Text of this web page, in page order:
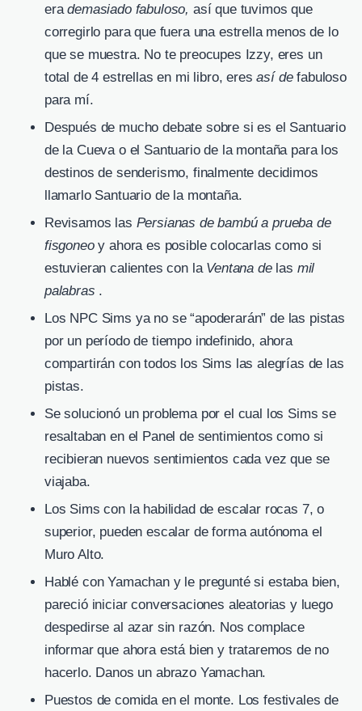
erademasiado fabuloso, así que tuvimos que
corregirlo para que fuera una estrella menos de lo
que se muestra. No te preocupes Izzy, eres un
total de 4 estrellas en mi libro, eresasí defabuloso
para mí.
Después de mucho debate sobre si es el Santuario
de la Cueva o el Santuario de la montaña para los
destinos de senderismo, finalmente decidimos
llamarlo Santuario de la montaña.
Revisamos las Persianas de bambú a prueba de
fisgoneoy ahora es posible colocarlas como si
estuvieran calientes con la Ventana delas mil
palabras .
Los NPC Sims ya no se “apoderarán” de las pistas
por un período de tiempo indefinido, ahora
compartirán con todos los Sims las alegrías de las
pistas.
Se solucionó un problema por el cual los Sims se
resaltaban en el Panel de sentimientos como si
recibieran nuevos sentimientos cada vez que se
viajaba.
Los Sims con la habilidad de escalar rocas 7, o
superior, pueden escalar de forma autónoma el
Muro Alto.
Hablé con Yamachan y le pregunté si estaba bien,
pareció iniciar conversaciones aleatorias y luego
despedirse al azar sin razón. Nos complace
informar que ahora está bien y trataremos de no
hacerlo. Danos un abrazo Yamachan.
Puestos de comida en el monte. Los festivales de